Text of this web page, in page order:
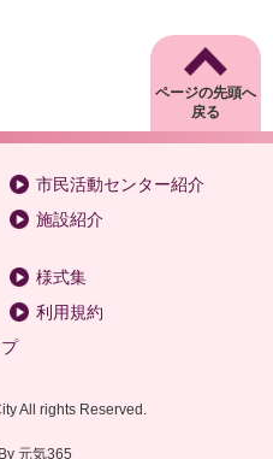
ページの先頭へ
戻る
市民活動センター紹介
施設紹介
様式集
利用規約
All rights Reserved.
元気365